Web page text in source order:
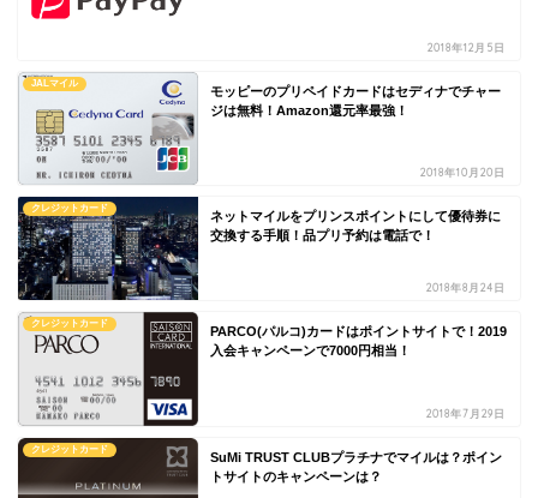
2018年12月5日
JALマイル
モッピーのプリペイドカードはセディナでチャー
ジは無料！Amazon還元率最強！
2018年10月20日
クレジットカード
ネットマイルをプリンスポイントにして優待券に
交換する手順！品プリ予約は電話で！
2018年8月24日
クレジットカード
PARCO(パルコ)カードはポイントサイトで！2019
入会キャンペーンで7000円相当！
2018年7月29日
クレジットカード
SuMi TRUST CLUBプラチナでマイルは？ポイン
トサイトのキャンペーンは？